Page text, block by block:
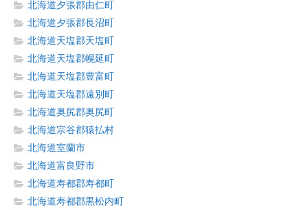
北海道夕張郡由仁町
北海道夕張郡長沼町
北海道天塩郡天塩町
北海道天塩郡幌延町
北海道天塩郡豊富町
北海道天塩郡遠別町
北海道奥尻郡奥尻町
北海道宗谷郡猿払村
北海道室蘭市
北海道富良野市
北海道寿都郡寿都町
北海道寿都郡黒松内町